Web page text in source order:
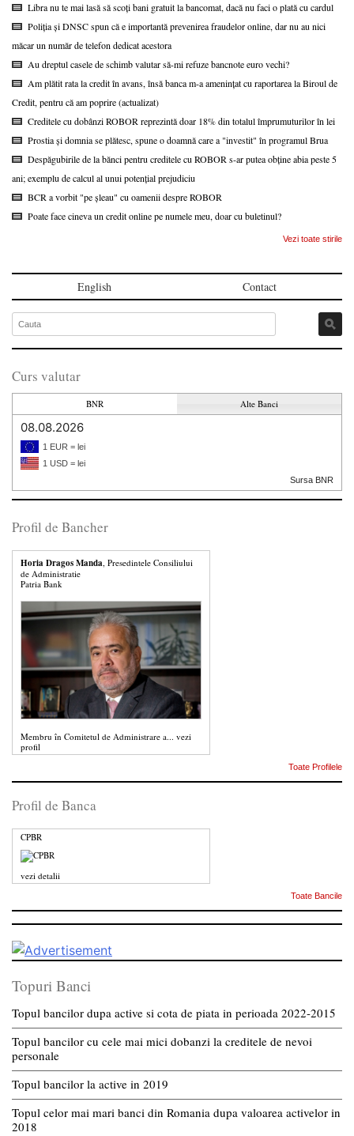
Libra nu te mai lasă să scoți bani gratuit la bancomat, dacă nu faci o plată cu cardul
Poliția și DNSC spun că e importantă prevenirea fraudelor online, dar nu au nici
măcar un număr de telefon dedicat acestora
Au dreptul casele de schimb valutar să-mi refuze bancnote euro vechi?
Am plătit rata la credit în avans, însă banca m-a amenințat cu raportarea la Biroul de
Credit, pentru că am poprire (actualizat)
Creditele cu dobânzi ROBOR reprezintă doar 18% din totalul împrumuturilor în lei
Prostia și domnia se plătesc, spune o doamnă care a "investit" în programul Brua
Despăgubirile de la bănci pentru creditele cu ROBOR s-ar putea obține abia peste 5
ani; exemplu de calcul al unui potențial prejudiciu
BCR a vorbit "pe șleau" cu oamenii despre ROBOR
Poate face cineva un credit online pe numele meu, doar cu buletinul?
Vezi toate stirile
English Contact
Curs valutar
BNR Alte Banci
08.08.2026
1 EUR = lei
1 USD = lei
Sursa BNR
Profil de Bancher
Horia Dragos Manda, Presedintele Consiliului
de Administratie
Patria Bank
Membru în Comitetul de Administrare a... vezi
profil
Toate Profilele
Profil de Banca
CPBR
vezi detalii
Toate Bancile
Topuri Banci
Topul bancilor dupa active si cota de piata in perioada 2022-2015
Topul bancilor cu cele mai mici dobanzi la creditele de nevoi
personale
Topul bancilor la active in 2019
Topul celor mai mari banci din Romania dupa valoarea activelor in
2018